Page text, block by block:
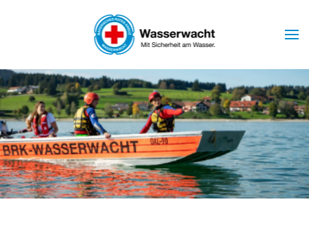
Skip to main content